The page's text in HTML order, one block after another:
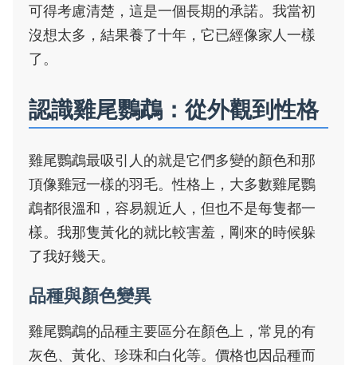
可得考慮清楚，這是一個長期的承諾。我當初
沒想太多，結果養了十年，它已經像家人一樣
了。
認識雞尾鸚鵡：從外觀到性格
雞尾鸚鵡最吸引人的就是它們多變的顏色和那
頂像雞冠一樣的羽毛。性格上，大多數雞尾鸚
鵡都很溫和，容易親近人，但也不是每隻都一
樣。我那隻黃化的就比較害羞，剛來的時候躲
了我好幾天。
品種與顏色變異
雞尾鸚鵡的品種主要區分在顏色上，常見的有
灰色、黃化、珍珠和白化等。價格也因品種而